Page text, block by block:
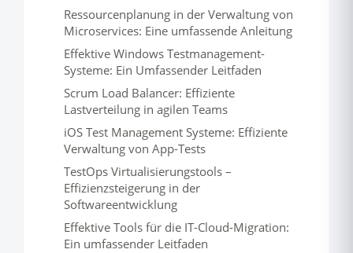
Ressourcenplanung in der Verwaltung von
Microservices: Eine umfassende Anleitung
Effektive Windows Testmanagement-
Systeme: Ein Umfassender Leitfaden
Scrum Load Balancer: Effiziente
Lastverteilung in agilen Teams
iOS Test Management Systeme: Effiziente
Verwaltung von App-Tests
TestOps Virtualisierungstools –
Effizienzsteigerung in der
Softwareentwicklung
Effektive Tools für die IT-Cloud-Migration:
Ein umfassender Leitfaden